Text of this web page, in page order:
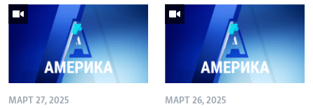
МАРТ 27, 2025 МАРТ 26, 2025